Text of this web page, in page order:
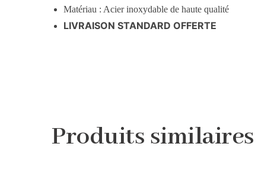
Matériau : Acier inoxydable de haute qualité
LIVRAISON STANDARD OFFERTE
Produits similaires